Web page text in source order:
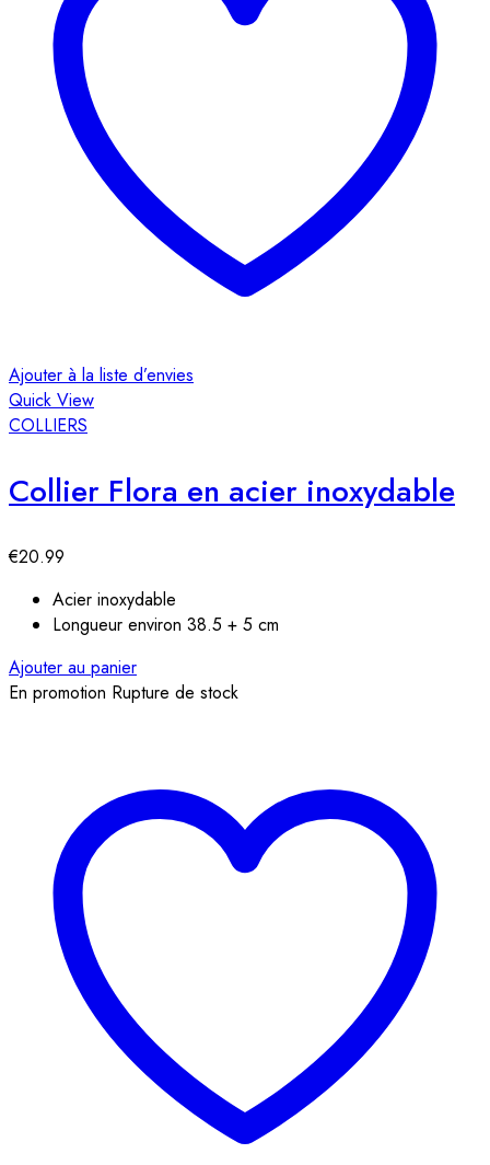
Ajouter à la liste d’envies
Quick View
COLLIERS
Collier Flora en acier inoxydable
€20.99
Acier inoxydable
Longueur environ 38.5 + 5 cm
Ajouter au panier
En promotion Rupture de stock